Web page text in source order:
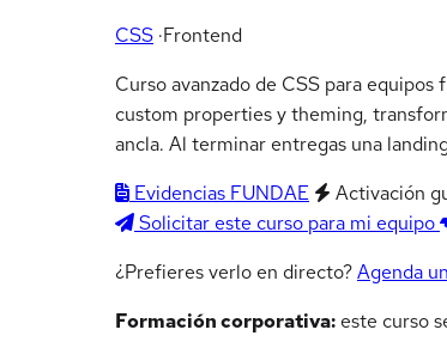
CSS ·Frontend
Curso avanzado de CSS para
custom properties y theming,
ancla. Al terminar entregas una
Evidencias FUNDAE
Activación
Solicitar este curso para mi equipo
¿Prefieres verlo en directo?Agenda
Formación corporativa: este curso